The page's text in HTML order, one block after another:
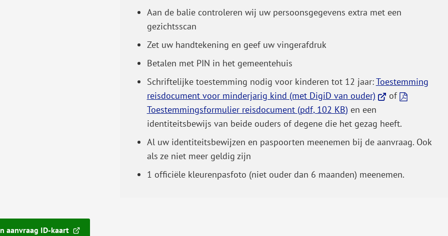
Gebruik
de
enter-
toets
een
waarde
te
selecteren.
Aan de balie controleren wij uw persoonsgegevens extra met een
gezichtsscan
Zet uw handtekening en geef uw vingerafdruk
Betalen met PIN in het gemeentehuis
Schriftelijke toestemming nodig voor kinderen tot 12 jaar:Toestemming
reisdocument voor minderjarig kind (met DigiD van ouder)(Verwijst
naar
een
of
Toestemmingsformulier reisdocument (pdf, 102 KB) en een
identiteitsbewijs van beide ouders of degene die het gezag heeft.
Al uw identiteitsbewijzen en paspoorten meenemen bij de aanvraag. Ook
als ze niet meer geldig zijn
1 officiële kleurenpasfoto (niet ouder dan 6 maanden) meenemen.
aanvraag ID-kaart